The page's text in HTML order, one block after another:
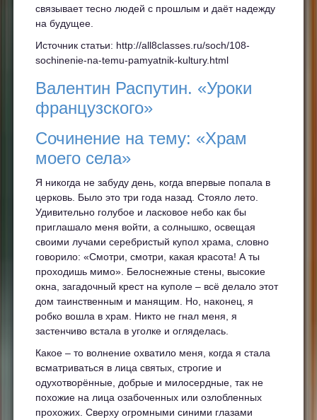
связывает тесно людей с прошлым и даёт надежду
на будущее.
Источник статьи: http://all8classes.ru/soch/108-
sochinenie-na-temu-pamyatnik-kultury.html
Валентин Распутин. «Уроки
французского»
Сочинение на тему: «Храм
моего села»
Я никогда не забуду день, когда впервые попала в
церковь. Было это три года назад. Стояло лето.
Удивительно голубое и ласковое небо как бы
приглашало меня войти, а солнышко, освещая
своими лучами серебристый купол храма, словно
говорило: «Смотри, смотри, какая красота! А ты
проходишь мимо». Белоснежные стены, высокие
окна, загадочный крест на куполе – всё делало этот
дом таинственным и манящим. Но, наконец, я
робко вошла в храм. Никто не гнал меня, я
застенчиво встала в уголке и огляделась.
Какое – то волнение охватило меня, когда я стала
всматриваться в лица святых, строгие и
одухотворённые, добрые и милосердные, так не
похожие на лица озабоченных или озлобленных
прохожих. Сверху огромными синими глазами